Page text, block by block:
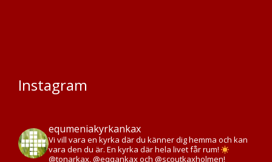
Instagram
equmeniakyrkankax
Vi vill vara en kyrka där du känner dig hemma och kan
vara den du är. En kyrka där hela livet får rum!
@tonarkax, @eqqankax och @scoutkaxholmen!